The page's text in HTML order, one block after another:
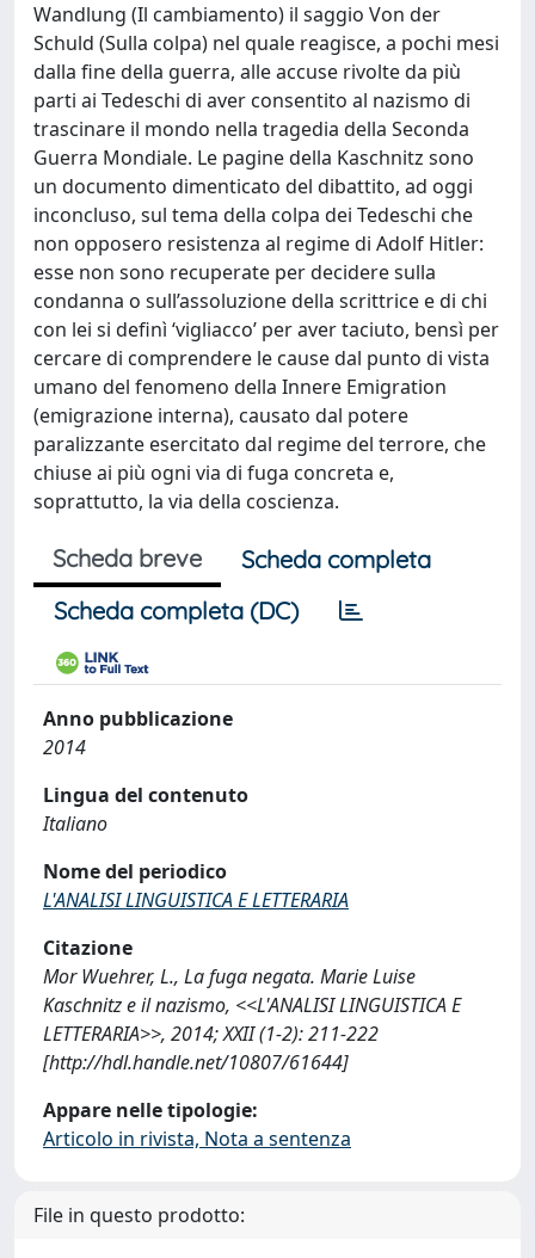
Wandlung (Il cambiamento) il saggio Von der
Schuld (Sulla colpa) nel quale reagisce, a pochi mesi
dalla fine della guerra, alle accuse rivolte da più
parti ai Tedeschi di aver consentito al nazismo di
trascinare il mondo nella tragedia della Seconda
Guerra Mondiale. Le pagine della Kaschnitz sono
un documento dimenticato del dibattito, ad oggi
inconcluso, sul tema della colpa dei Tedeschi che
non opposero resistenza al regime di Adolf Hitler:
esse non sono recuperate per decidere sulla
condanna o sull’assoluzione della scrittrice e di chi
con lei si definì ‘vigliacco’ per aver taciuto, bensì per
cercare di comprendere le cause dal punto di vista
umano del fenomeno della Innere Emigration
(emigrazione interna), causato dal potere
paralizzante esercitato dal regime del terrore, che
chiuse ai più ogni via di fuga concreta e,
soprattutto, la via della coscienza.
Scheda breve
Scheda completa
Scheda completa (DC)
Anno pubblicazione
2014
Lingua del contenuto
Italiano
Nome del periodico
L'ANALISI LINGUISTICA E LETTERARIA
Citazione
Mor Wuehrer, L., La fuga negata. Marie Luise
Kaschnitz e il nazismo, <<L'ANALISI LINGUISTICA E
LETTERARIA>>, 2014; XXII (1-2): 211-222
[http://hdl.handle.net/10807/61644]
Appare nelle tipologie:
Articolo in rivista, Nota a sentenza
File in questo prodotto: